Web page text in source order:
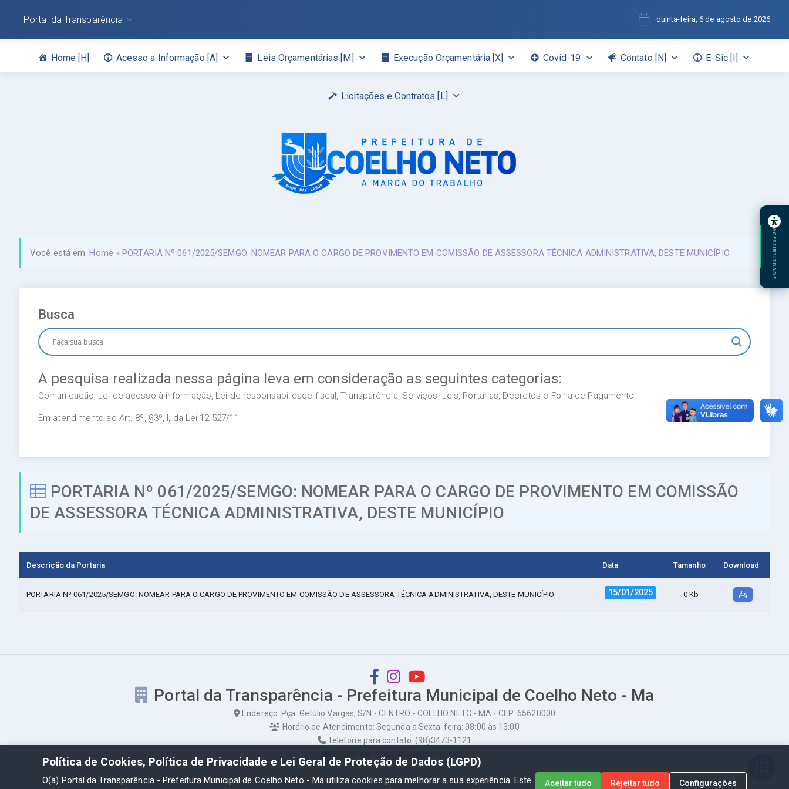
Home [H] Acesso a Informação [A] Leis Orçamentárias [M] Execução Orçamentária [X] Covid-19 Contato [N] E-Sic [I]
Licitações e Contratos [L]
Portal da Transparência quinta-feira, 6 de agosto de 2026
Você está em:Home »PORTARIA Nº 061/2025/SEMGO: NOMEAR PARA O CARGO DE PROVIMENTO EM COMISSÃO DE ASSESSORA TÉCNICA ADMINISTRATIVA, DESTE MUNICÍPIO
Busca
A pesquisa realizada nessa página leva em consideração as seguintes categorias:
Comunicação, Lei de acesso à informação, Lei de responsabilidade fiscal, Transparência, Serviços, Leis, Portarias, Decretos e Folha de Pagamento.
Em atendimento ao Art. 8º, §3º, I, da Lei 12.527/11
PORTARIA Nº 061/2025/SEMGO: NOMEAR PARA O CARGO DE PROVIMENTO EM COMISSÃO
DE ASSESSORA TÉCNICA ADMINISTRATIVA, DESTE MUNICÍPIO
Descrição da Portaria Data Tamanho Download
PORTARIA Nº 061/2025/SEMGO: NOMEAR PARA O CARGO DE PROVIMENTO EM COMISSÃO DE ASSESSORA TÉCNICA ADMINISTRATIVA, DESTE MUNICÍPIO 15/01/2025 0 Kb
Portal da Transparência - Prefeitura Municipal de Coelho Neto - Ma
Endereço: Pça. Getúlio Vargas, S/N - CENTRO - COELHO NETO - MA - CEP: 65620000
Horário de Atendimento: Segunda a Sexta-feira: 08:00 às 13:00
Telefone para contato: (98)3473-1121
ACESSIBILIDADE
Política de Cookies, Política de Privacidade e Lei Geral de Proteção de Dados (LGPD)
O(a) Portal da Transparência - Prefeitura Municipal de Coelho Neto - Ma utiliza cookies para melhorar a sua experiência. Este
Aceitar tudo Rejeitar tudo Configurações